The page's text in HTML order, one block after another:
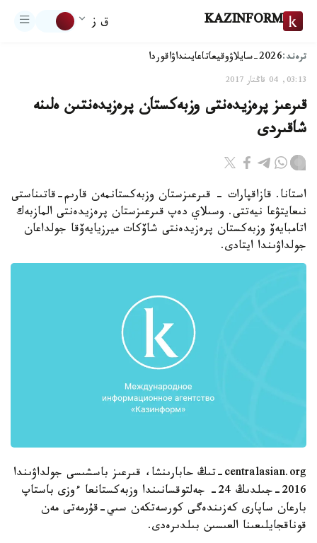
KAZINFORM ق ز
ترەند:2026-سايلاۋ وقيعاتاعايىنداۋاقوردا
03:13, 04 قاڭتار 2017
قىرعىز پرەزيدەنتى وزبەكستان پرەزيدەنتىن ەلىنە
شاقىردى
استانا. قازاقپارات - قىرعىزستان وزبەكستانمەن قارىم-قاتىناستى
نىعايتۋعا نيەتتى. وسىلاي دەپ قىرعىزستان پرەزيدەنتى المازبەك
اتامبايەۆ وزبەكستان پرەزيدەنتى شاۆكات ميرزيايەۆقا جولداعان
جولداۋىندا ايتادى.
centralasian.org-تىڭ حابارىنشا، قىرعىز باسشىسى جولداۋىندا
2016-جىلدىڭ 24- جەلتوقسانىندا وزبەكستانعا ءوزى باستاپ
بارعان ساپارى كەزىندەگى كورسەتكەن سىي-قۇرمەتى مەن
قوناقجايلىعىنا العىسىن بىلدىرەدى.